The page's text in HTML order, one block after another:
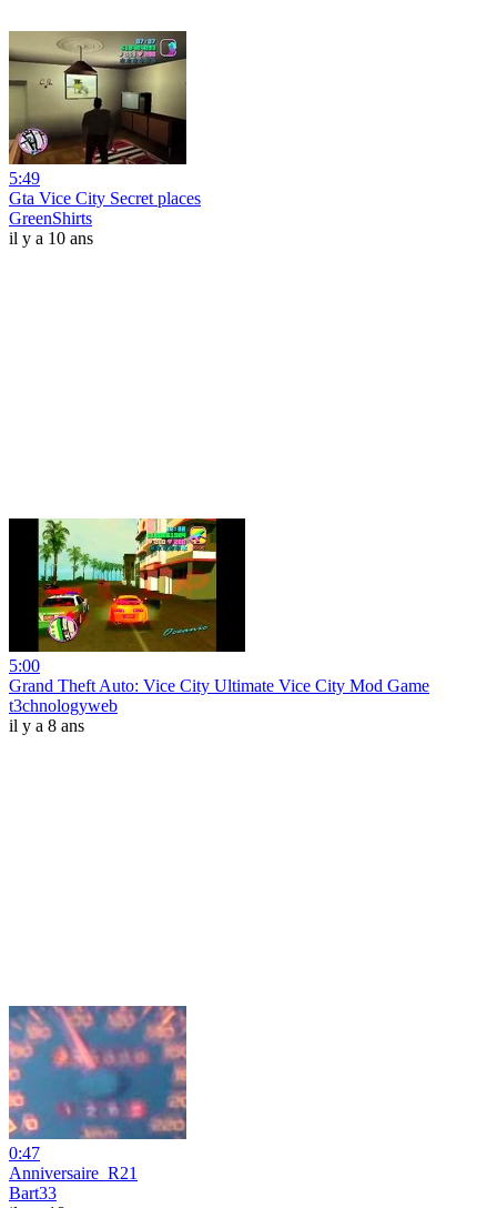
5:49
Gta Vice City Secret places
GreenShirts
il y a 10 ans
5:00
Grand Theft Auto: Vice City Ultimate Vice City Mod Game
t3chnologyweb
il y a 8 ans
0:47
Anniversaire_R21
Bart33